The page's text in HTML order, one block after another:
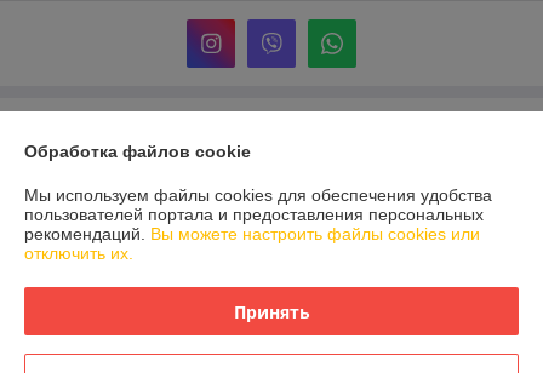
г. Витебск, пр-т Победы 15
Регистрационный номер ЕГР: 391670955
Регистрационный орган: Администрация Первомайского района
Дата регистрации компании: 22.01.2015
Обработка файлов cookie
Мы используем файлы cookies для обеспечения удобства
пользователей портала и предоставления персональных
рекомендаций. Вы можете настроить файлы cookies или
отключить их.
Принять